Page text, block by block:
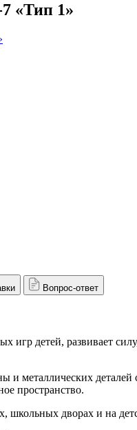
«Тип 1»
Вопрос-ответ
игр детей, развивает
и металлических
пространство.
школьных дворах и на